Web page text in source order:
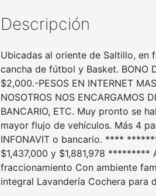
Descripción
Ubicadas al oriente de Saltillo, en
cancha de fútbol y Basket. BONO
$2,000.-PESOS EN INTERNET
NOSOTROS NOS ENCARGAMOS
BANCARIO, ETC. Muy pronto se
mayor flujo de vehículos. Más 4
INFONAVIT o bancario. ****
$1,437,000 y $1,881,978
fraccionamiento Con ambiente
integral Lavandería Cochera para